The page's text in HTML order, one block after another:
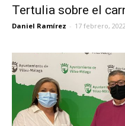
Tertulia sobre el
Daniel Ramírez - 17 febrero, 2022